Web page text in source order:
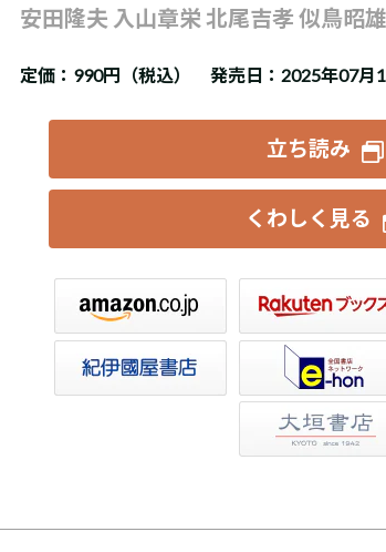
安田隆夫 入山章栄 北尾吉孝 似鳥昭
定価： 990円（税込） 発売日：2025年07月
立ち読み
くわしく見る
セブンネット
HonyaClub